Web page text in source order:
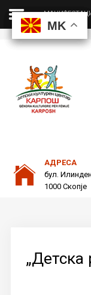
MK
MK
ДКЦ
ОДНОСИ СО
MK
MK
АДРЕСА
бул.
1000 Скопје
Пребарајте